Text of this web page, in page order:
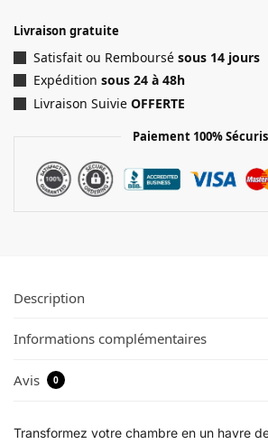
Livraison gratuite
Satisfait ou Remboursé sous 14 jours
Expédition sous 24 à 48h
Livraison Suivie OFFERTE
Paiement 100%
Description
Informations complémentaires
Avis 0
Transformez votre chambre en un havre